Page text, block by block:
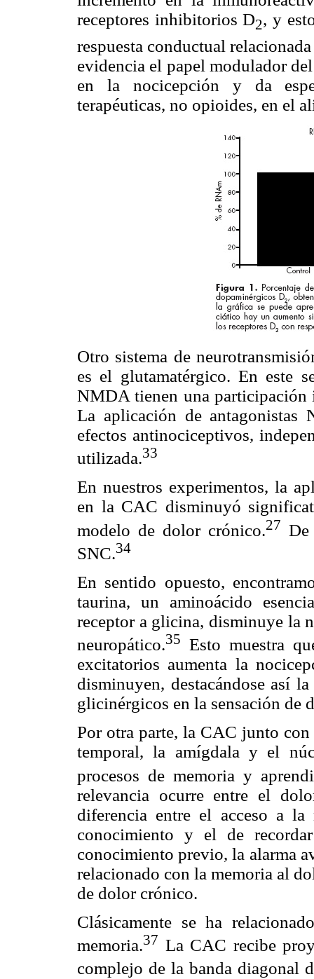
receptores inhibitorios D2, y
respuesta conductual
evidencia el papel modulador
en la nocicepción y da
terapéuticas, no opioides, en el
Otro sistema de
es el glutamatérgico. En este
NMDA tienen una participación
La aplicación de antagonistas
efectos antinociceptivos,
utilizada.33
En nuestros experimentos, la
en la CAC disminuyó
modelo de dolor crónico.27
SNC.34
En sentido opuesto,
taurina, un aminoácido
receptor a glicina, disminuye la
neuropático.35 Esto muestra
excitatorios aumenta la
disminuyen, destacándose así
glicinérgicos en la sensación de
Por otra parte, la CAC junto
temporal, la amígdala y el
procesos de memoria y
relevancia ocurre entre el
diferencia entre el acceso a
conocimiento y el de
conocimiento previo, la alarma
relacionado con la memoria al
de dolor crónico.
Clásicamente se ha
memoria.37 La CAC recibe
complejo de la banda diagonal